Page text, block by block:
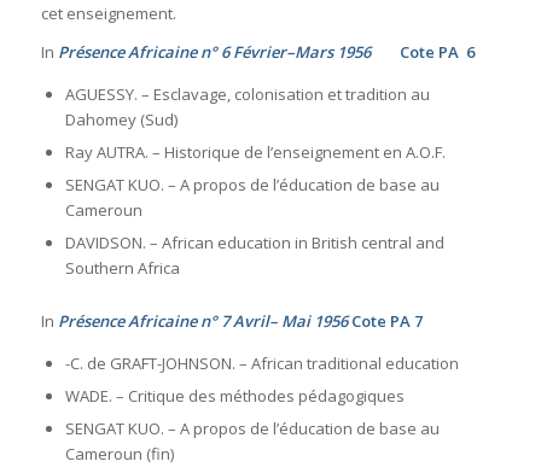
cet enseignement.
In Présence Africaine n° 6 Février–Mars 1956Cote PA 6
AGUESSY. – Esclavage, colonisation et tradition au
Dahomey (Sud)
Ray AUTRA. – Historique de l’enseignement en A.O.F.
SENGAT KUO. – A propos de l’éducation de base au
Cameroun
DAVIDSON. – African education in British central and
Southern Africa
In Présence Africaine n° 7 Avril– Mai 1956Cote PA 7
-C. de GRAFT-JOHNSON. – African traditional education
WADE. – Critique des méthodes pédagogiques
SENGAT KUO. – A propos de l’éducation de base au
Cameroun (fin)